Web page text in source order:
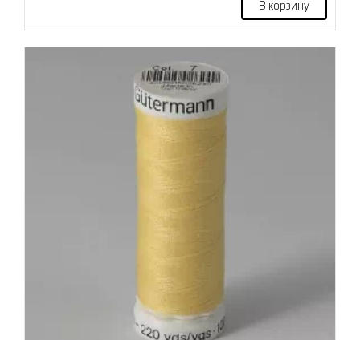
В корзину